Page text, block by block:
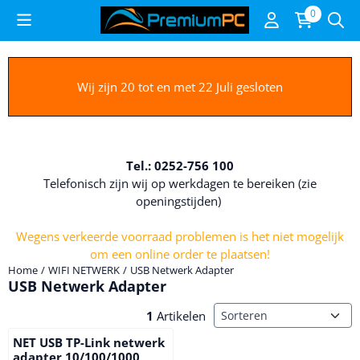
Cookievoorkeuren zijn beschikbaar. Kies instellingen of sta alle
0
Wij zijn 20 tot en met 22 Juli gesloten
Tel.: 0252-756 100
Telefonisch zijn wij op werkdagen te bereiken (zie
openingstijden)
Wegens verkeerde voorraad problemen is het niet mogelijk
om een online order te plaatsen!
Home / WIFI NETWERK / USB Netwerk Adapter
USB Netwerk Adapter
1 Artikelen Sorteermethode
NET USB TP-Link netwerk
adapter 10/100/1000